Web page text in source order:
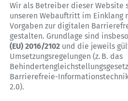
Wir als Betreiber dieser Website
unseren Webauftritt im Einklang
Vorgaben zur digitalen
gestalten. Grundlage sind
(EU) 2016/2102 und die jeweils
Umsetzungsregelungen (z. B. das
Barrierefreie-
2.0).